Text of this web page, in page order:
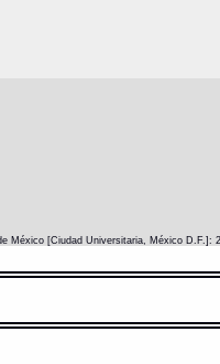
México [Ciudad Universitaria, México